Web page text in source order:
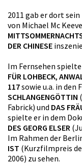
2011 gab er dort
von Michael Mc
DER CHINESE
Im Fernsehen
FÜR LOHBECK,
117sowie u.a. in den
SCHLANGENGÖTTIN
Fabrick) und DAS
spielte er in dem
DES GEORG ELSER
Im Rahmen der
IST (Kurzfilmpreis
2006) zu sehen.